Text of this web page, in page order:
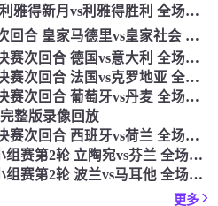
04月05日 沙特联第26轮 利雅得新月vs利雅得胜利 全场录像
04月02日 国王杯半决赛次回合 皇家马德里vs皇家社会 全场录像
03月24日 欧国联联1/4赛决赛次回合 德国vs意大利 全场录像回放
03月24日 欧国联联1/4赛决赛次回合 法国vs克罗地亚 全场录像回放
03月24日 欧国联联1/4赛决赛次回合 葡萄牙vs丹麦 全场录像回放
整版录像回放
03月24日 欧国联联1/4赛决赛次回合 西班牙vs荷兰 全场录像回放
03月25日 世预赛欧洲区小组赛第2轮 立陶宛vs芬兰 全场录像回放
03月25日 世预赛欧洲区小组赛第2轮 波兰vs马耳他 全场录像回放
更多